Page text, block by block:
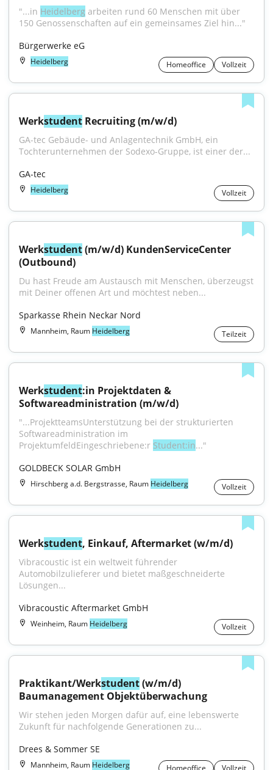
"...in Heidelberg arbeiten rund 60 Menschen mit über
150 Genossenschaften auf ein gemeinsames Ziel hin..."
Bürgerwerke eG
Heidelberg Homeoffice Vollzeit
Werkstudent Recruiting (m/w/d)
GA-tec Gebäude- und Anlagentechnik GmbH, ein
Tochterunternehmen der Sodexo-Gruppe, ist einer der...
GA-tec
Heidelberg Vollzeit
Werkstudent (m/w/d) KundenServiceCenter
(Outbound)
Du hast Freude am Austausch mit Menschen, überzeugst
mit Deiner offenen Art und möchtest neben...
Sparkasse Rhein Neckar Nord
Mannheim, Raum Heidelberg Teilzeit
Werkstudent:in Projektdaten &
Softwareadministration (m/w/d)
"...ProjektteamsUnterstützung bei der strukturierten
Softwareadministration im
ProjektumfeldEingeschriebene:r Student:in..."
GOLDBECK SOLAR GmbH
Hirschberg a.d. Bergstrasse, Raum Heidelberg Vollzeit
Werkstudent, Einkauf, Aftermarket (w/m/d)
Vibracoustic ist ein weltweit führender
Automobilzulieferer und bietet maßgeschneiderte
Lösungen...
Vibracoustic Aftermarket GmbH
Weinheim, Raum Heidelberg Vollzeit
Praktikant/Werkstudent (w/m/d)
Baumanagement Objektüberwachung
Wir stehen jeden Morgen dafür auf, eine lebenswerte
Zukunft für nachfolgende Generationen zu...
Drees & Sommer SE
Mannheim, Raum Heidelberg Homeoffice Vollzeit